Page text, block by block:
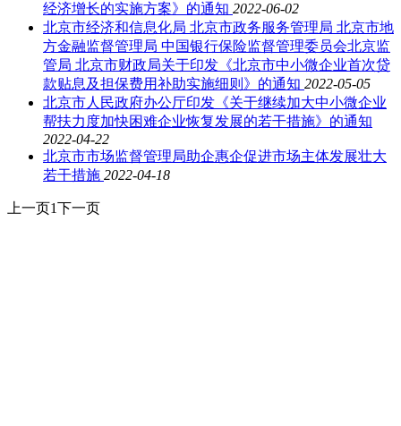
经济增长的实施方案》的通知 2022-06-02
北京市经济和信息化局 北京市政务服务管理局 北京市地
方金融监督管理局 中国银行保险监督管理委员会北京监
管局 北京市财政局关于印发《北京市中小微企业首次贷
款贴息及担保费用补助实施细则》的通知 2022-05-05
北京市人民政府办公厅印发《关于继续加大中小微企业
帮扶力度加快困难企业恢复发展的若干措施》的通知
2022-04-22
北京市市场监督管理局助企惠企促进市场主体发展壮大
若干措施 2022-04-18
上一页1下一页